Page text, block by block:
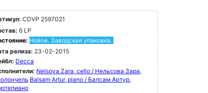
CDVP 2597021
6 LP
Новое. Заводская упаковка.
релиза: 23-02-2015
Decca
Nelsova Zara, cello / Нельсова Зара,
Balsam Artur, piano / Балсам Артур,